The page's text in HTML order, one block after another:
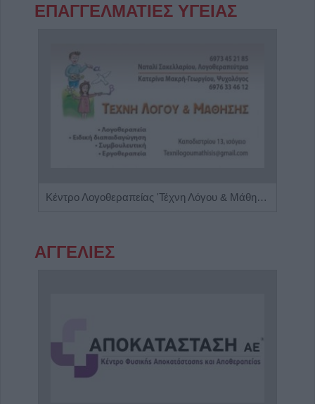
ΕΠΑΓΓΕΛΜΑΤΙΕΣ ΥΓΕΙΑΣ
Κέντρο Λογοθεραπείας 'Τέχνη Λόγου & Μάθησης'
ΑΓΓΕΛΙΕΣ